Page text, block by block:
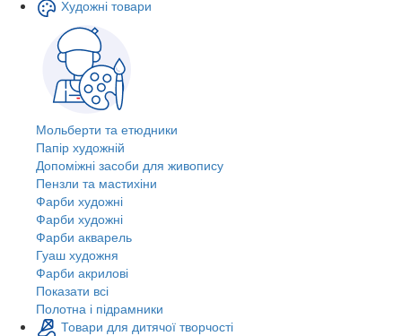
Художні товари
Мольберти та етюдники
Папір художній
Допоміжні засоби для живопису
Пензли та мастихіни
Фарби художні
Фарби художні
Фарби акварель
Гуаш художня
Фарби акрилові
Показати всі
Полотна і підрамники
Товари для дитячої творчості